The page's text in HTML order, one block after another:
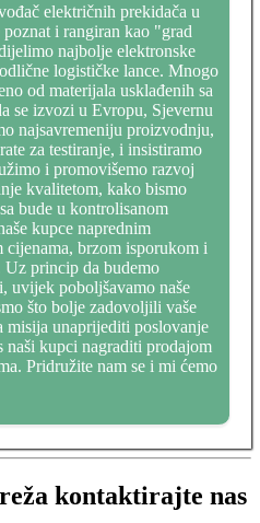
električnih prekidača u
i rangiran kao "grad
najbolje elektronske
logističke lance. Mnogo
od materijala usklađenih sa
se izvozi u Evropu, Sjevernu
najsavremeniju proizvodnju,
za testiranje, i insistiramo
i promovišemo razvoj
kvalitetom, kako bismo
bude u kontrolisanom
kupce naprednim
brzom isporukom i
Uz princip da budemo
uvijek poboljšavamo naše
što bolje zadovoljili vaše
misija unaprijediti poslovanje
naši kupci nagraditi prodajom
Pridružite nam se i mi ćemo
kontaktirajte nas